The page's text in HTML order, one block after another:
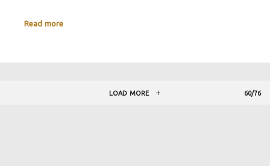
Read more
LOAD MORE 60/76